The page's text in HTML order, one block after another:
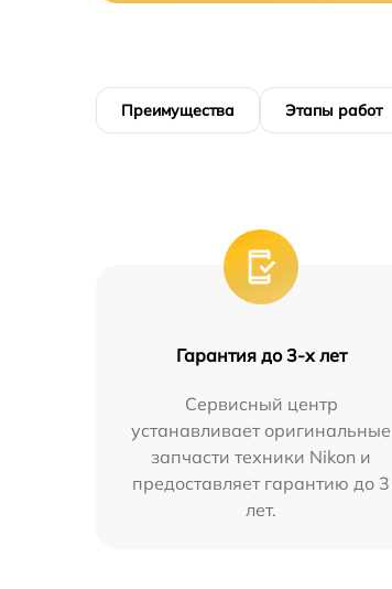
Преимущества Этапы работ
Гарантия до 3-х лет
Сервисный центр
устанавливает оригинальные
запчасти техники Nikon и
предоставляет гарантию до 3
лет.